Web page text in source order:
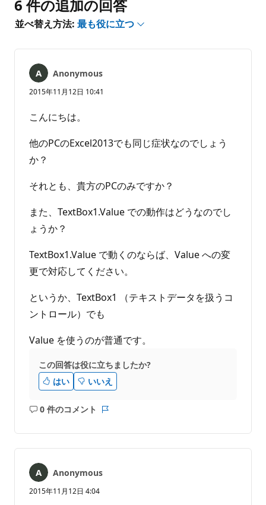
あ
り
せ
6 件の追加の回答
並べ替え方法: 最も役に立つ
Anonymous
2015年11月12日 10:41
こんにちは。
他のPCのExcel2013でも同じ症状なのでしょう
か？
それとも、貴方のPCのみですか？
また、TextBox1.Value での動作はどうなのでし
ょうか？
TextBox1.Value で動くのならば、Value への変
更で対応してください。
というか、TextBox1 （テキストデータを扱うコ
ントロール）でも
Value を使うのが普通です。
この回答は役に立ちましたか?
はい
いいえ
0 件のコメント
コ
ト
あ
り
ト
Anonymous
2015年11月12日 4:04